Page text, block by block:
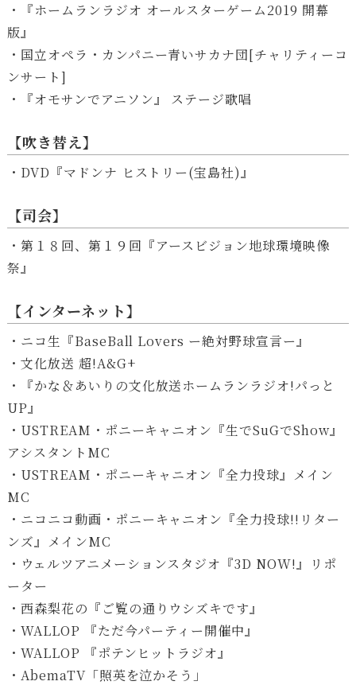
・『ホームランラジオ オールスターゲーム2019 開幕
版』
・国立オペラ・カンパニー青いサカナ団[チャリティーコ
ンサート]
・『オモサンでアニソン』 ステージ歌唱
【吹き替え】
・DVD『マドンナ ヒストリー(宝島社)』
【司会】
・第１８回、第１９回『アースビジョン地球環境映像
祭』
【インターネット】
・ニコ生『BaseBall Lovers ー絶対野球宣言ー』
・文化放送 超!A&G+
・『かな＆あいりの文化放送ホームランラジオ!パっと
UP』
・USTREAM・ポニーキャニオン『生でSuGでShow』
アシスタントMC
・USTREAM・ポニーキャニオン『全力投球』メイン
MC
・ニコニコ動画・ポニーキャニオン『全力投球!!リター
ンズ』メインMC
・ウェルツアニメーションスタジオ『3D NOW!』リポ
ーター
・西森梨花の『ご覧の通りウシズキです』
・WALLOP 『ただ今パーティー開催中』
・WALLOP 『ポテンヒットラジオ』
・AbemaTV「照英を泣かそう」